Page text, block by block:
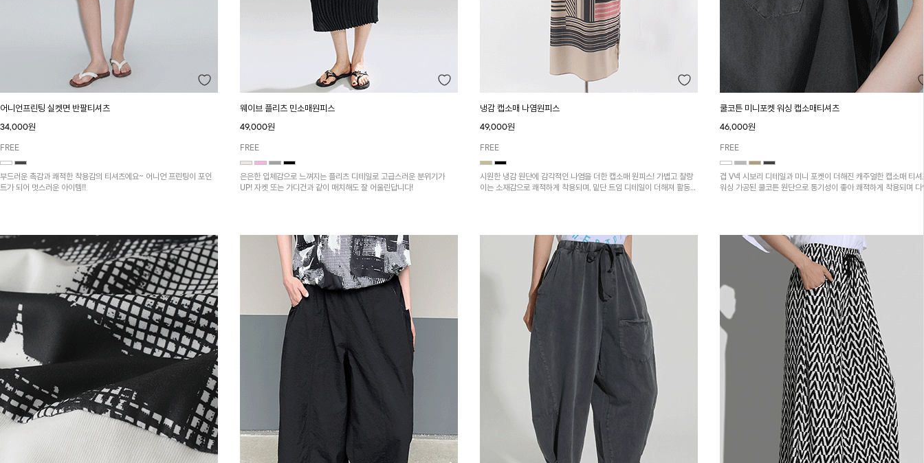
어니언프린팅 실켓면 반팔티셔츠
34,000원
FREE
부드러운 촉감과 쾌적한 착용감의 티셔츠에요~ 어니언 프린팅이 포인
트가 되어 멋스러운 아이템!!
웨이브 플리츠 민소매원피스
49,000원
FREE
은은한 입체감으로 느껴지는 플리츠 디테일로 고급스러운 분위기가
UP! 자켓 또는 가디건과 같이 매치해도 잘 어울린답니다!
냉감 캡소매 나염원피스
49,000원
FREE
시원한 냉감 원단에 감각적인 나염을 더한 캡소매 원피스! 가볍고 찰랑
이는 소재감으로 쾌적하게 착용되며, 밑단 트임 디테일이 더해져 활동성
쿨코튼 미니포켓 워싱 캡소매티셔츠
46,000원
FREE
겹 V넥 시보리 디테일과 미니 포켓이 더해진 캐주얼한 캡소매 티셔
워싱 가공된 쿨코튼 원단으로 통기성이 좋아 쾌적하게 착용되며 다